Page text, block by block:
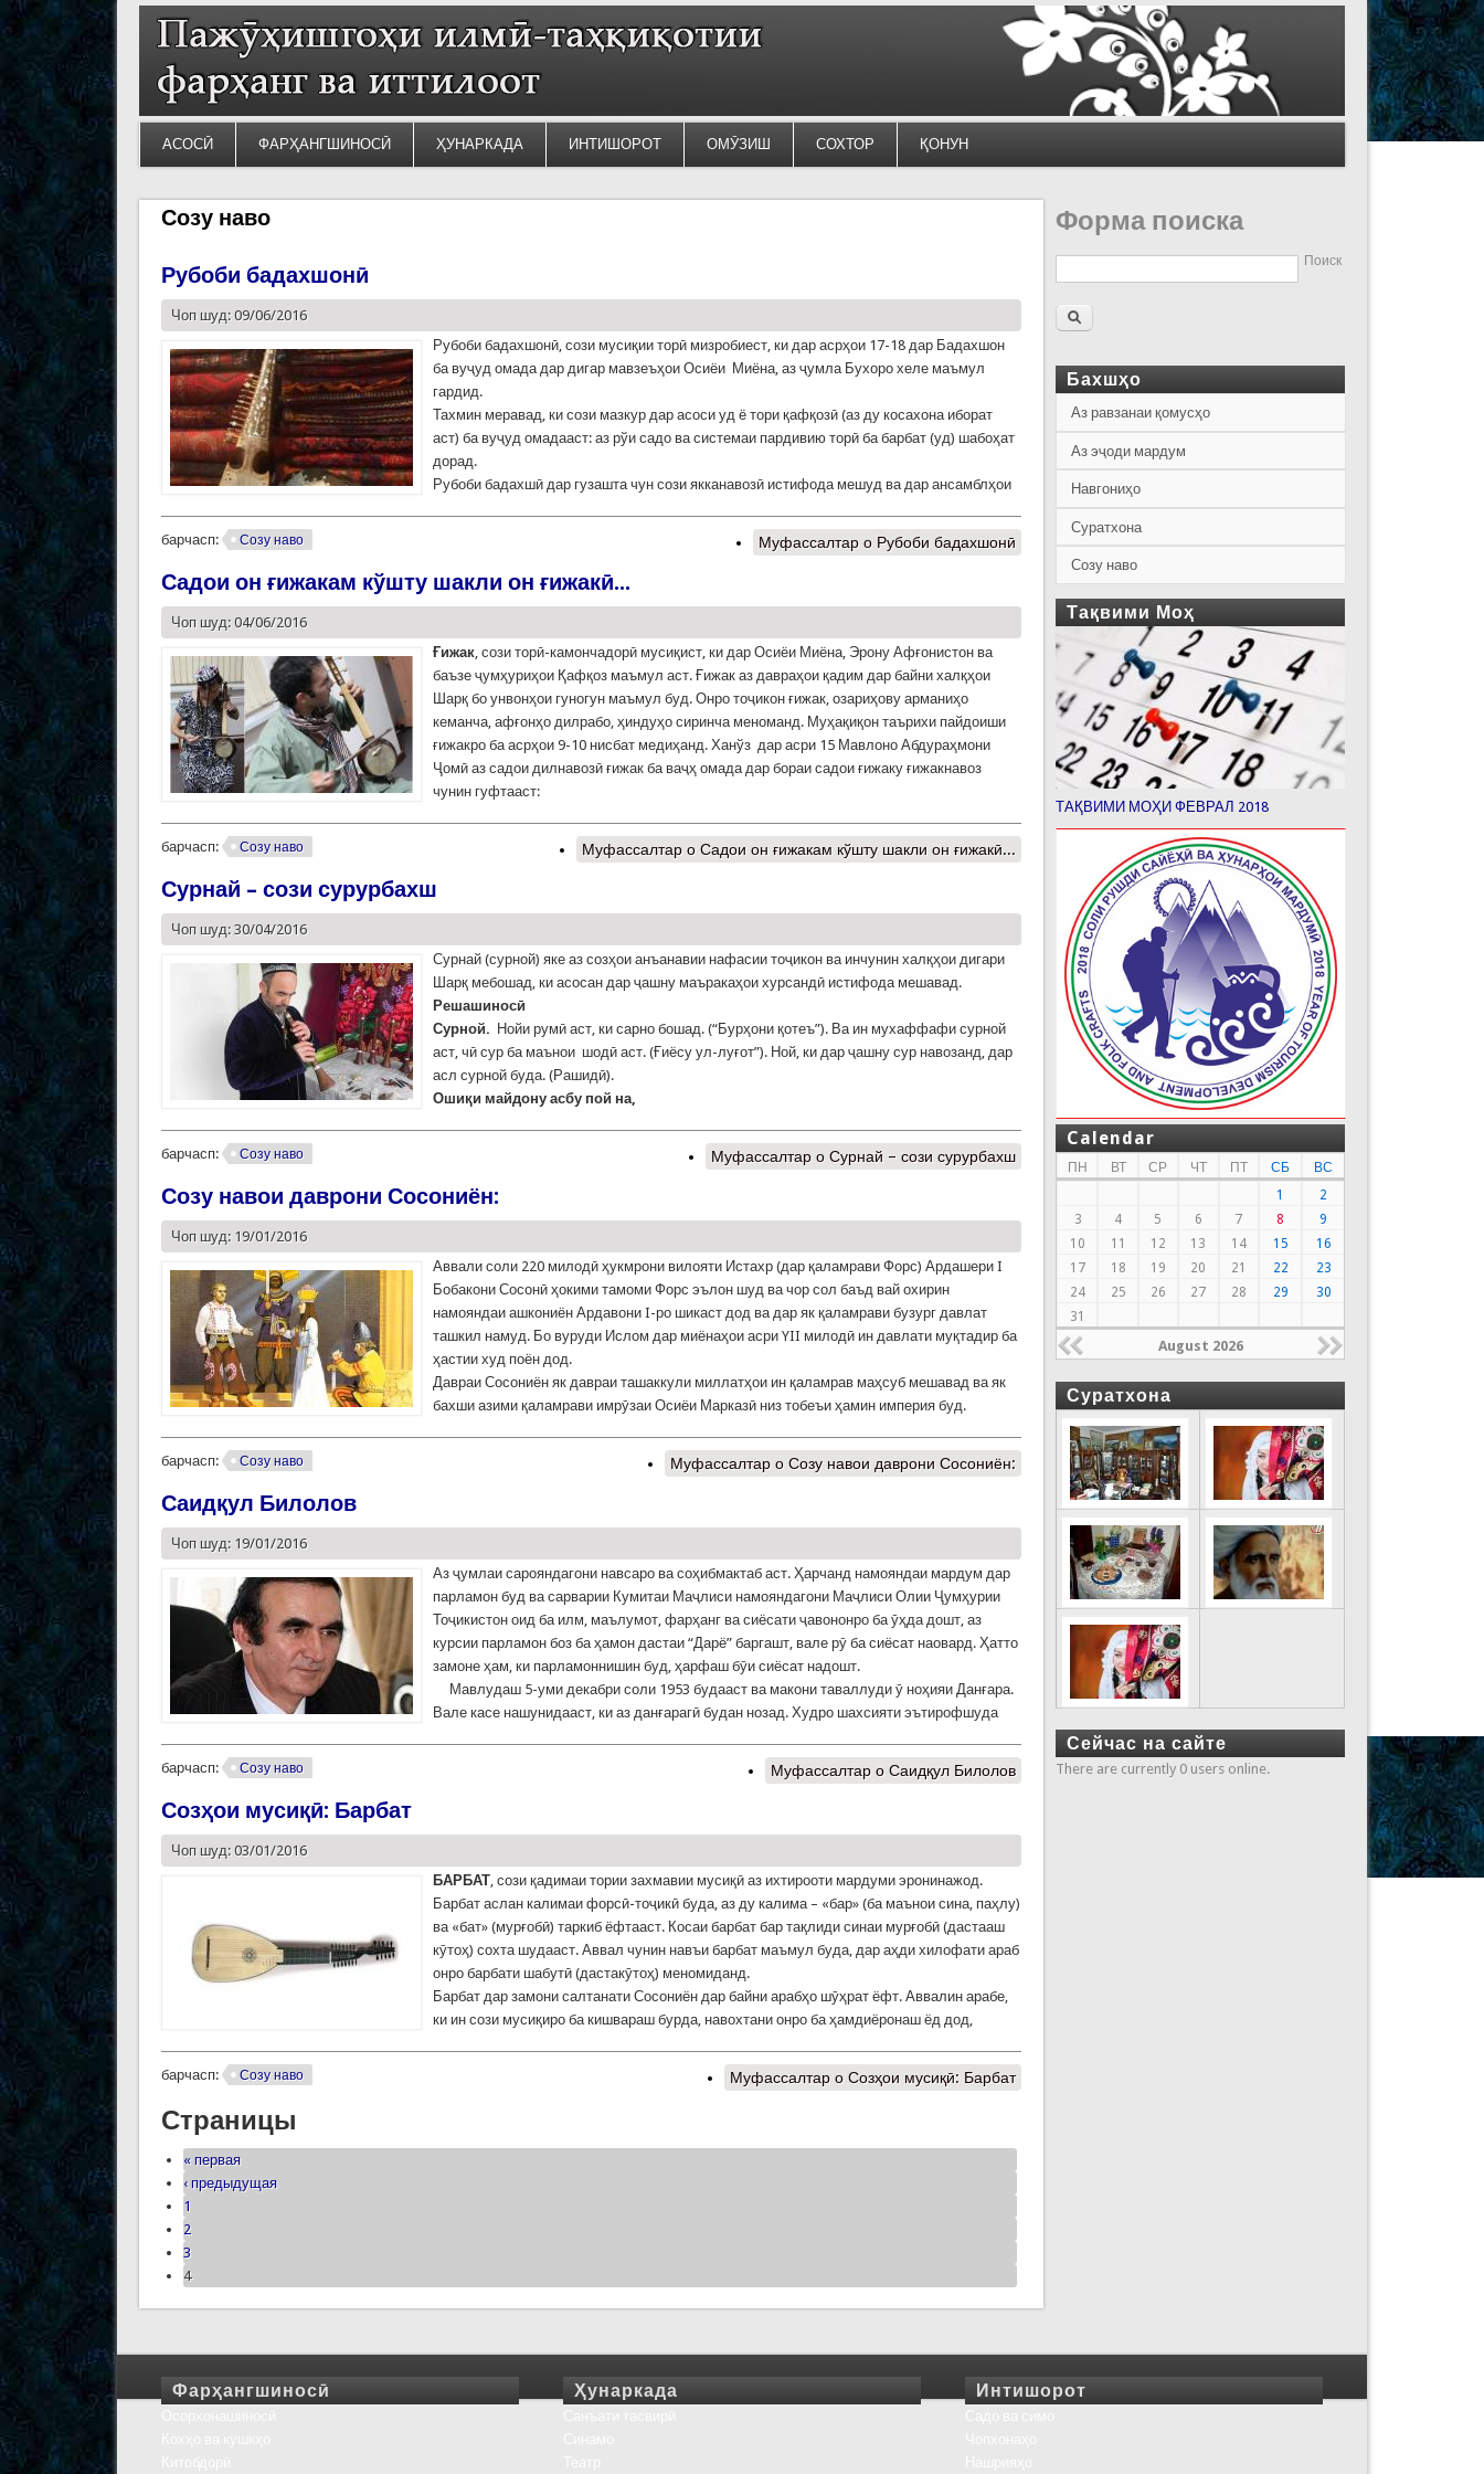
АСОСӢ ФАРҲАНГШИНОСӢ ҲУНАРКАДА ИНТИШОРОТ ОМӮЗИШ СОХТОР ҚОНУН
Созу наво
Рубоби бадахшонӣ
Чоп шуд: 09/06/2016
Рубоби бадахшонӣ, сози мусиқии торӣ мизробиест, ки дар асрҳои 17-18 дар Бадахшон
ба вуҷуд омада дар дигар мавзеъҳои Осиёи Миёна, аз ҷумла Бухоро хеле маъмул
гардид.
Тахмин меравад, ки сози мазкур дар асоси уд ё тори қафқозӣ (аз ду косахона иборат
аст) ба вуҷуд омадааст: аз рўи садо ва системаи пардивию торӣ ба барбат (уд) шабоҳат
дорад.
Рубоби бадахшӣ дар гузашта чун сози якканавозӣ истифода мешуд ва дар ансамблҳои
барчасп: Созу наво Муфассалтар о Рубоби бадахшонӣ
Садои он ғижакам кўшту шакли он ғижакӣ...
Чоп шуд: 04/06/2016
Ғижак, сози торӣ-камончадорӣ мусиқист, ки дар Осиёи Миёна, Эрону Афғонистон ва
баъзе ҷумҳуриҳои Қафқоз маъмул аст. Ғижак аз давраҳои қадим дар байни халқҳои
Шарқ бо унвонҳои гуногун маъмул буд. Онро тоҷикон ғижак, озариҳову арманиҳо
кеманча, афғонҳо дилрабо, ҳиндуҳо сиринча меноманд. Муҳақиқон таърихи пайдоиши
ғижакро ба асрҳои 9-10 нисбат медиҳанд. Ханўз дар асри 15 Мавлоно Абдураҳмони
Ҷомӣ аз садои дилнавозӣ ғижак ба ваҷҳ омада дар бораи садои ғижаку ғижакнавоз
чунин гуфтааст:
барчасп: Созу наво Муфассалтар о Садои он ғижакам кўшту шакли он ғижакӣ...
Сурнай – сози сурурбахш
Чоп шуд: 30/04/2016
Сурнай (сурной) яке аз созҳои анъанавии нафасии тоҷикон ва инчунин халқҳои дигари
Шарқ мебошад, ки асосан дар ҷашну маъракаҳои хурсандӣ истифода мешавад.
Решашиносӣ
Сурной. Нойи румӣ аст, ки сарно бошад. (“Бурҳони қотеъ”). Ва ин мухаффафи сурной
аст, чӣ сур ба маънои шодӣ аст. (Ғиёсу ул-луғот”). Ной, ки дар ҷашну сур навозанд, дар
асл сурной буда. (Рашидӣ).
Ошиқи майдону асбу пой на,
барчасп: Созу наво Муфассалтар о Сурнай – сози сурурбахш
Созу навои даврони Сосониён:
Чоп шуд: 19/01/2016
Аввали соли 220 милодӣ ҳукмрони вилояти Истахр (дар қаламрави Форс) Ардашери I
Бобакони Сосонӣ ҳокими тамоми Форс эълон шуд ва чор сол баъд вай охирин
намояндаи ашкониён Ардавони I-ро шикаст дод ва дар як қаламрави бузург давлат
ташкил намуд. Бо вуруди Ислом дар миёнаҳои асри YII милодӣ ин давлати муқтадир ба
ҳастии худ поён дод.
Давраи Сосониён як давраи ташаккули миллатҳои ин қаламрав маҳсуб мешавад ва як
бахши азими қаламрави имрӯзаи Осиёи Марказӣ низ тобеъи ҳамин империя буд.
барчасп: Созу наво Муфассалтар о Созу навои даврони Сосониён:
Саидқул Билолов
Чоп шуд: 19/01/2016
Аз ҷумлаи сарояндагони навсаро ва соҳибмактаб аст. Ҳарчанд намояндаи мардум дар
парламон буд ва сарварии Кумитаи Маҷлиси намояндагони Маҷлиси Олии Ҷумҳурии
Тоҷикистон оид ба илм, маълумот, фарҳанг ва сиёсати ҷавононро ба ӯҳда дошт, аз
курсии парламон боз ба ҳамон дастаи “Дарё” баргашт, вале рӯ ба сиёсат наовард. Ҳатто
замоне ҳам, ки парламоннишин буд, ҳарфаш бӯи сиёсат надошт.
Мавлудаш 5-уми декабри соли 1953 будааст ва макони таваллуди ӯ ноҳияи Данғара.
Вале касе нашунидааст, ки аз данғарагӣ будан нозад. Худро шахсияти эътирофшуда
барчасп: Созу наво Муфассалтар о Саидқул Билолов
Созҳои мусиқӣ: Барбат
Чоп шуд: 03/01/2016
БАРБАТ, сози қадимаи тории захмавии мусиқӣ аз ихтирооти мардуми эронинажод.
Барбат аслан калимаи форсӣ-тоҷикӣ буда, аз ду калима – «бар» (ба маънои сина, паҳлу)
ва «бат» (мурғобӣ) таркиб ёфтааст. Косаи барбат бар тақлиди синаи мурғобӣ (дастааш
кӯтоҳ) сохта шудааст. Аввал чунин навъи барбат маъмул буда, дар аҳди хилофати араб
онро барбати шабутӣ (дастакӯтоҳ) меномиданд.
Барбат дар замони салтанати Сосониён дар байни арабҳо шӯҳрат ёфт. Аввалин арабе,
ки ин сози мусиқиро ба кишвараш бурда, навохтани онро ба ҳамдиёронаш ёд дод,
барчасп: Созу наво Муфассалтар о Созҳои мусиқӣ: Барбат
Страницы
« первая
‹ предыдущая
1
2
3
4
Форма поиска
Поиск
Бахшҳо
Аз равзанаи қомусҳо
Аз эҷоди мардум
Навгониҳо
Суратхона
Созу наво
Тақвими Моҳ
ТАҚВИМИ МОҲИ ФЕВРАЛ 2018
Calendar
ПН ВТ СР ЧТ ПТ СБ
ВС
1
2
3
4 5 6 7 8
9
10
11 12 13 14 15
16
17
18 19 20 21 22
23
24
25 26 27 28 29
30
31
August 2026
Суратхона
Сейчас на сайте
There are currently 0 users online.
Фарҳангшиносӣ Ҳунаркада Интишорот